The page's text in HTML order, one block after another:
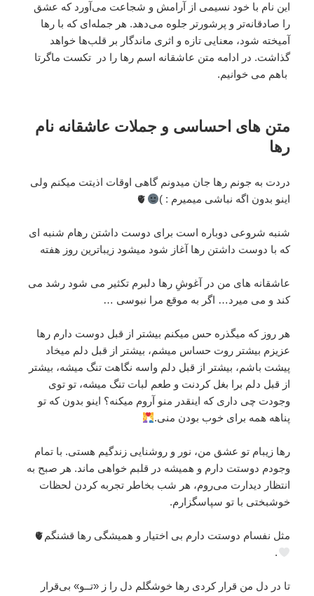
این نام با خود نسیمی از آرامش و شجاعت می‌آورد که عشق
را صادقانه‌تر و پرشورتر جلوه می‌دهد. هر جمله‌ای که با رها
آمیخته شود، معنایی تازه و اثری ماندگار بر قلب‌ها خواهد
گذاشت. در ادامه متن عاشقانه اسم رها را در تکست ماگرتا
باهم می خوانیم.
متن های احساسی و جملات عاشقانه نام
رها
دردت به جونم رها جان میدونم گاهی اوقات اذیتت میکنم ولی
اینو بدون اگه نباشی میمیرم : )
🫀
شنبه شروعی دوباره است برای دوست داشتن رها‌م شنبه ای
که با دوست داشتن رها آغاز شود میشود زیباترین روز هفته
عاشقانه های من در آغوشِ رها دلبرم تکثیر می شود رشد می
کند و می میرد… اگر به موقع مرا نبوسی …
هر روز که میگذره حس میکنم بیشتر از قبل دوست دارم رها
عزیزم بیشتر روت حساس میشم، بیشتر از قبل دلم میخاد
پیشت باشم، بیشتر از قبل دلم واسه نگاهت تنگ میشه، بیشتر
از قبل دلم برا بغل کردنت و طعم لبات تنگ میشه، تو توی
وجودت چی داری که اینقدر منو آروم میکنه؟ اینو بدون که تو
پناهه همه برای خوب بودن منی.
رها زیبام تو عشق من، نور و روشنایی زندگیم هستی. با تمام
وجودم دوستت دارم و همیشه در قلبم خواهی ماند. هر صبح به
انتظار دیدارت می‌روم، هر شب بخاطر تجربه کردن لحظات
خوشبختی با تو سپاسگزارم.
مثل نفسام دوستت دارم بی اختیار و همیشگی رها قشنگم🫀
.
تا در دل من قرار کردی رها خوشگلم دل را ز «تــو» بی‌قرار